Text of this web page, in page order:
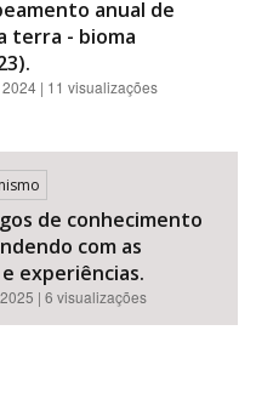
anual de
terra - bioma
| 11 visualizações
de conhecimento
com as
experiências.
| 6 visualizações